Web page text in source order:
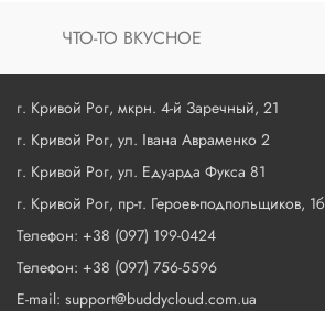
ЧТО-ТО ВКУСНОЕ
г. Кривой Рог, мкрн. 4-й Заречный, 21
г. Кривой Рог, ул. Івана Авраменко 2
г. Кривой Рог, ул. Едуарда Фукса 81
г. Кривой Рог, пр-т. Героев-подпольщиков, 1б
Телефон: +38 (097) 199-0424
Телефон: +38 (097) 756-5596
E-mail: support@buddycloud.com.ua